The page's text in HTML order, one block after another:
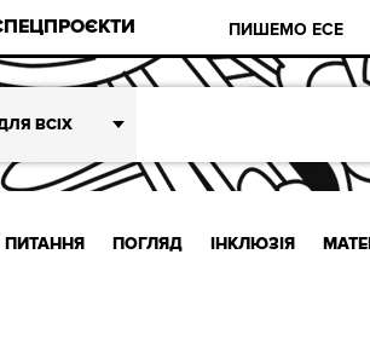
ПИШЕМО ЕСЕ
ВСІХ
ПИТАННЯ ПОГЛЯД ІНКЛЮЗІЯ